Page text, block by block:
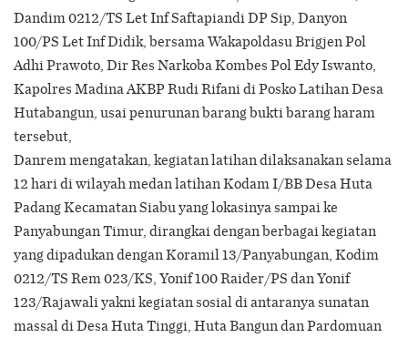
Dandim 0212/TS Let Inf Saftapiandi DP Sip, Danyon
100/PS Let Inf Didik, bersama Wakapoldasu Brigjen Pol
Adhi Prawoto, Dir Res Narkoba Kombes Pol Edy Iswanto,
Kapolres Madina AKBP Rudi Rifani di Posko Latihan Desa
Hutabangun, usai penurunan barang bukti barang haram
tersebut,
Danrem mengatakan, kegiatan latihan dilaksanakan selama
12 hari di wilayah medan latihan Kodam I/BB Desa Huta
Padang Kecamatan Siabu yang lokasinya sampai ke
Panyabungan Timur, dirangkai dengan berbagai kegiatan
yang dipadukan dengan Koramil 13/Panyabungan, Kodim
0212/TS Rem 023/KS, Yonif 100 Raider/PS dan Yonif
123/Rajawali yakni kegiatan sosial di antaranya sunatan
massal di Desa Huta Tinggi, Huta Bangun dan Pardomuan